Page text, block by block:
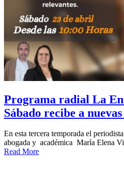
Programa radial La
Sábado recibe a
En esta tercera temporada el
abogada y académica María Elena
Read More